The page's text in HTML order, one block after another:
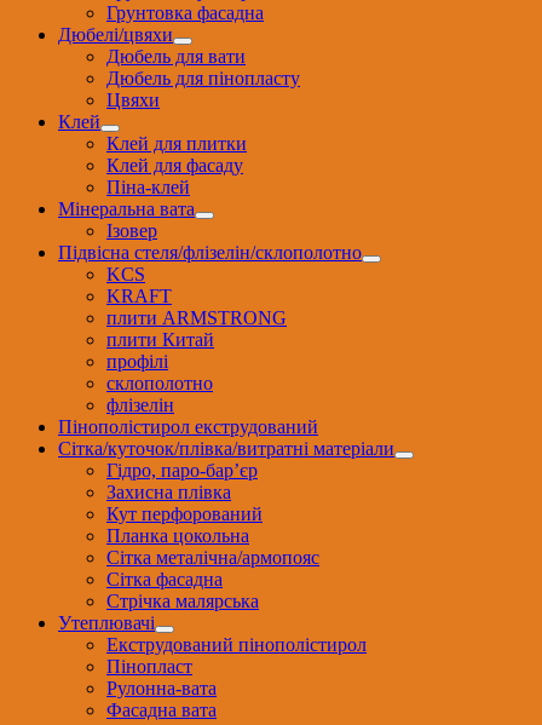
Грунтовка фасадна
Дюбелі/цвяхи
Дюбель для вати
Дюбель для пінопласту
Цвяхи
Клей
Клей для плитки
Клей для фасаду
Піна-клей
Мінеральна вата
Ізовер
Підвісна стеля/флізелін/склополотно
KCS
KRAFT
плити ARMSTRONG
плити Китай
профілі
склополотно
флізелін
Пінополістирол екструдований
Сітка/куточок/плівка/витратні матеріали
Гідро, паро-бар’єр
Захисна плівка
Кут перфорований
Планка цокольна
Сітка металічна/армопояс
Сітка фасадна
Стрічка малярська
Утеплювачі
Екструдований пінополістирол
Пінопласт
Рулонна-вата
Фасадна вата